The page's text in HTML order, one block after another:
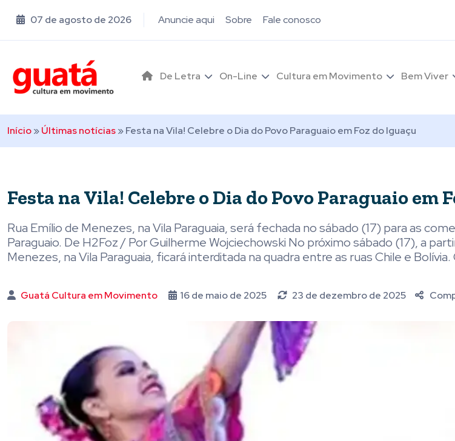
07 de agosto de 2026 Anuncie aqui Sobre Fale conosco
De Letra On-Line Cultura em Movimento Bem Viver
Início»Últimas notícias»Festa na Vila! Celebre o Dia do Povo Paraguaio em Foz do Iguaçu
Festa na Vila! Celebre o Dia do Povo Paraguaio em
Rua Emílio de Menezes, na Vila Paraguaia, será fechada no sábado (17) para as
Paraguaio. De H2Foz / Por Guilherme Wojciechowski No próximo sábado (17), a
Menezes, na Vila Paraguaia, ficará interditada na quadra entre as ruas Chile e
Guatá Cultura em Movimento 16 de maio de 2025 23 de dezembro de 2025